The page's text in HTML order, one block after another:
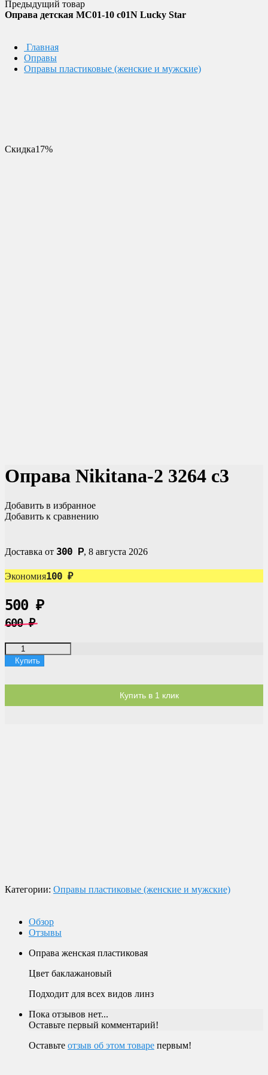
Предыдущий товар
Оправа детская MC01-10 c01N Lucky Star
Главная
Оправы
Оправы пластиковые (женские и мужские)
Скидка17%
Оправа Nikitana-2 3264 c3
Добавить в избранное
Добавить к сравнению
Доставка от 300 Р, 8 августа 2026
Экономия100 ₽
500 ₽
600₽
Купить
Купить в 1 клик
Категории: Оправы пластиковые (женские и мужские)
Обзор
Отзывы
Оправа женская пластиковая
Цвет баклажановый
Подходит для всех видов линз
Пока отзывов нет...
Оставьте первый комментарий!
Оставьте отзыв об этом товаре первым!